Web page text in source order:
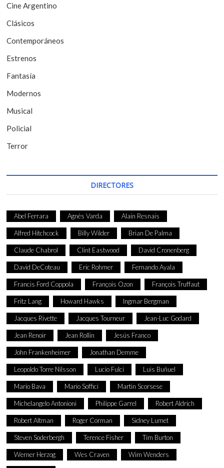
e
e
n
t
r
a
d
a
s
Cine Argentino
Clásicos
Contemporáneos
Estrenos
Fantasía
Modernos
Musical
Policial
Terror
DIRECTORES
Abel Ferrara Agnès Varda Alain Resnais
Alfred Hitchcock Billy Wilder Brian De Palma
Claude Chabrol Clint Eastwood David Cronenberg
David DeCoteau Eric Rohmer Fernando Ayala
Francis Ford Coppola François Ozon François Truffaut
Fritz Lang Howard Hawks Ingmar Bergman
Jacques Rivette Jacques Tourneur Jean-Luc Godard
Jean Renoir Jean Rollin Jesús Franco
John Frankenheimer Jonathan Demme
Leopoldo Torre Nilsson Lucio Fulci Luis Buñuel
Mario Bava Mario Soffici Martin Scorsese
Michelangelo Antonioni Philippe Garrel Robert Aldrich
Robert Altman Roger Corman Sidney Lumet
Steven Soderbergh Terence Fisher Tim Burton
Werner Herzog Wes Craven Wim Wenders